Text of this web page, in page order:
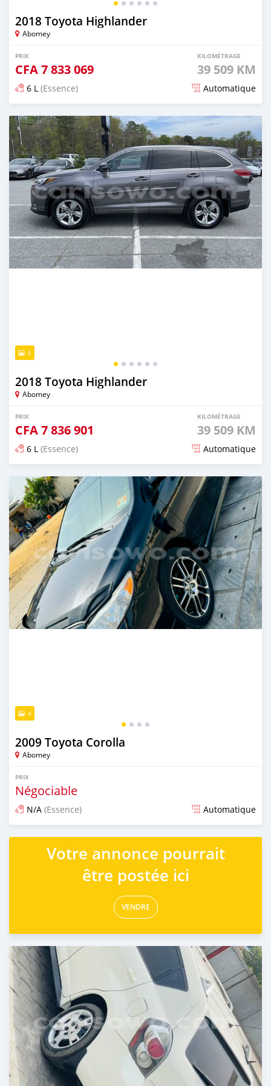
2018 Toyota Highlander
Abomey
PRIX
CFA7 833 069
KILOMÉTRAGE
39 509 KM
6 L (Essence) Automatique
Publié il y a plus de 2 ans
6
2018 Toyota Highlander
Abomey
PRIX
CFA7 836 901
KILOMÉTRAGE
39 509 KM
6 L (Essence) Automatique
Publié il y a plus de 2 ans
4
2009 Toyota Corolla
Abomey
PRIX
Négociable
N/A (Essence) Automatique
Publié il y a plus de 2 ans
Votre annonce pourrait
être postée ici
VENDRE